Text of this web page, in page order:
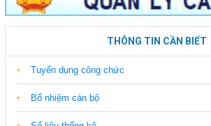
THÔNG TIN CẦN BIẾT
Tuyển dụng công chức
Bổ nhiệm cán bộ